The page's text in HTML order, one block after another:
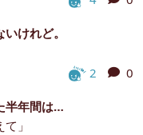
けれど。
2
0
半年間は…
」